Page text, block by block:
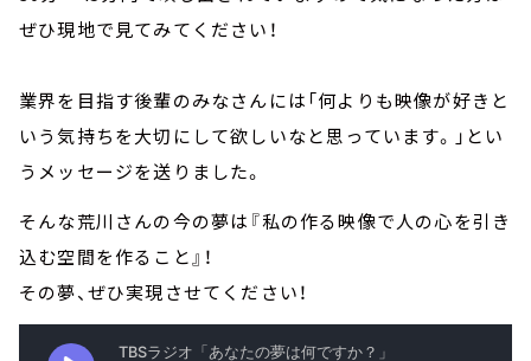
ぜひ現地で見てみてください！
業界を目指す後輩のみなさんには「何よりも映像が好きと
いう気持ちを大切にして欲しいなと思っています。」とい
うメッセージを送りました。
そんな荒川さんの今の夢は『私の作る映像で人の心を引き
込む空間を作ること』！
その夢、ぜひ実現させてください！